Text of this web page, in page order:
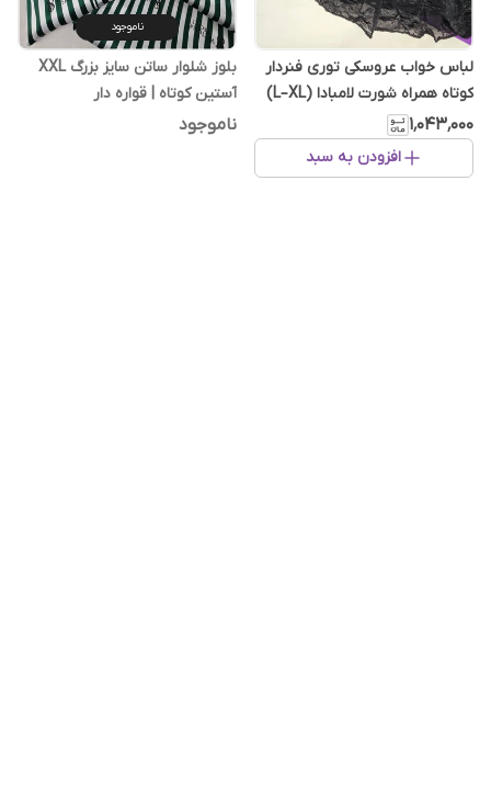
لباس خواب عروسکی توری فنردار
کوتاه همراه شورت لامبادا (L–XL)
۱٬۰۴۳٬۰۰۰
افزودن به سبد
ناموجود
بلوز شلوار ساتن سایز بزرگ XXL
آستین کوتاه | قواره دار
ناموجود